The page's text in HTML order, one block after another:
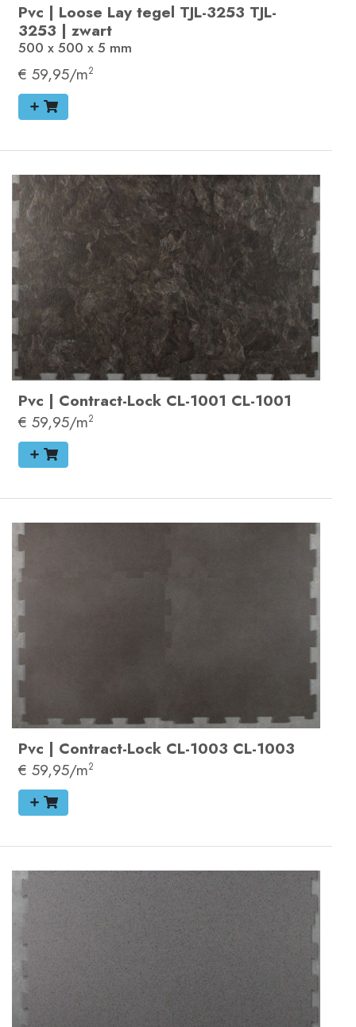
Pvc | Loose Lay tegel TJL-3253 TJL-
3253 | zwart
500 x 500 x 5 mm
€ 59,95/m2
Pvc | Contract-Lock CL-1001 CL-1001
€ 59,95/m2
Pvc | Contract-Lock CL-1003 CL-1003
€ 59,95/m2